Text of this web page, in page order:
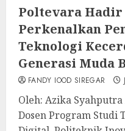
Poltevara Hadir
Perkenalkan
Teknologi
Generasi Muda
FANDY IOOD SIREGAR
Oleh: Azika Syahputra
Dosen Program Studi